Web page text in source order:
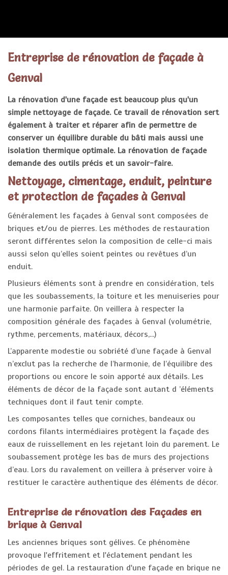
Entreprise de rénovation de façade à
Genval
La rénovation d'une façade est beaucoup plus qu'un
simple nettoyage de façade. Ce travail de rénovation sert
également à traiter et réparer afin de permettre de
conserver un équilibre durable du bâti mais aussi une
isolation thermique optimale. La rénovation de façade
demande des outils précis et un savoir-faire.
Nettoyage, cimentage, enduit, peinture
et protection de façades à Genval
Généralement les façades à Genval sont composées de
briques et/ou de pierres. Les méthodes de restauration
seront différentes selon la composition de celle-ci mais
aussi selon qu’elles soient peintes ou revêtues d’un
enduit.
Plusieurs éléments sont à prendre en considération, tels
que les soubassements, la toiture et les menuiseries pour
une harmonie parfaite. On veillera à respecter la
composition générale des façades à Genval (volumétrie,
rythme, percements, matériaux, décors,...)
L’apparente modestie ou sobriété d’une façade à Genval
n’exclut pas la recherche de l’harmonie, de l’équilibre des
proportions ou encore le soin apporté aux détails. Les
éléments de décor de la façade sont autant d ’éléments
techniques dont il faut tenir compte.
Les composantes telles que corniches, bandeaux ou
cordons filants intermédiaires protègent la façade des
eaux de ruissellement en les rejetant loin du parement. Le
soubassement protège les bas de murs des projections
d’eau. Lors du ravalement on veillera à préserver voire à
restituer le caractère authentique des éléments de décor.
Entreprise de rénovation des Façades en
brique à Genval
Les anciennes briques sont gélives. Ce phénomène
provoque l'effritement et l'éclatement pendant les
périodes de gel. La restauration d'une façade en brique ne